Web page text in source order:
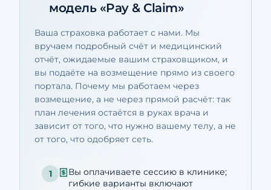
модель «Pay & Claim»
Ваша страховка работает с нами. Мы
вручаем подробный счёт и медицинский
отчёт, ожидаемые вашим страховщиком, и
вы подаёте на возмещение прямо из своего
портала. Почему мы работаем через
возмещение, а не через прямой расчёт: так
план лечения остаётся в руках врача и
зависит от того, что нужно вашему телу, а не
от того, что одобряет сеть.
1
Вы оплачиваете сессию в клинике;
гибкие варианты включают